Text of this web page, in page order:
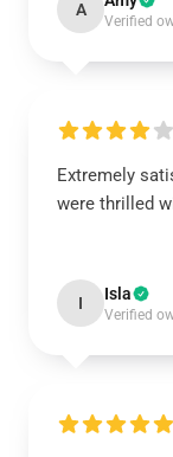
A
Verified
Extremely
were thrilled
I Isla
Verified